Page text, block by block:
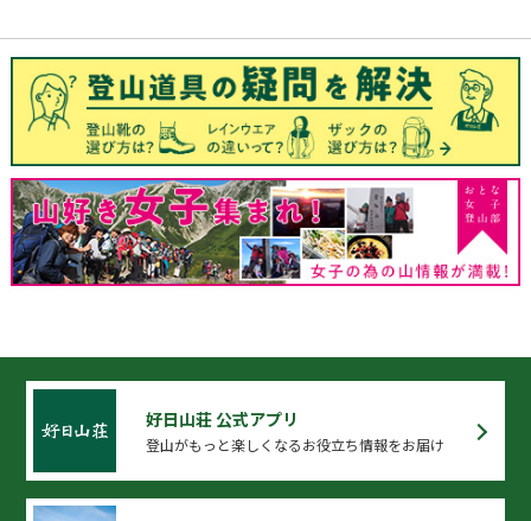
好日山荘 公式アプリ
登山がもっと楽しくなるお役立ち情報をお届け